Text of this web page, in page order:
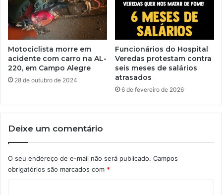
Motociclista morre em
acidente com carro na AL-
220, em Campo Alegre
28 de outubro de 2024
Funcionários do Hospital
Veredas protestam contra
seis meses de salários
atrasados
6 de fevereiro de 2026
Deixe um comentário
O seu endereço de e-mail não será publicado. Campos
obrigatórios são marcados com *